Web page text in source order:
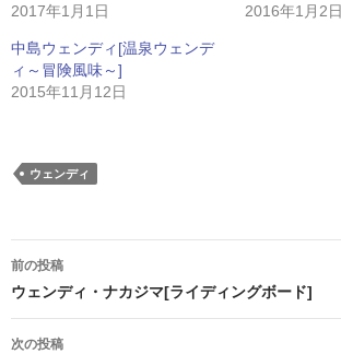
2017年1月1日
2016年1月2日
中島ウェンディ[温泉ウェンデ
ィ～冒険風味～]
2015年11月12日
ウェンディ
投
稿
ナ
前の投稿
ウェンディ・ナカジマ[ライディングボード]
次の投稿